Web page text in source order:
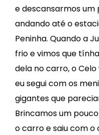
e descansarmos um
andando até o
Peninha. Quando a
frio e vimos que
dela no carro, o
eu segui com os
gigantes que
Brincamos um
o carro e saiu com o